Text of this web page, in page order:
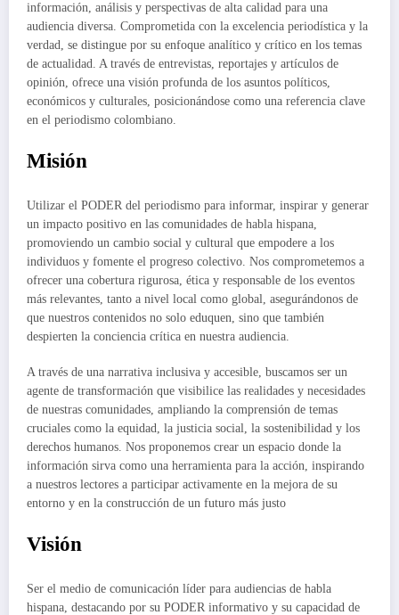
información, análisis y perspectivas de alta calidad para una
audiencia diversa. Comprometida con la excelencia periodística y la
verdad, se distingue por su enfoque analítico y crítico en los temas
de actualidad. A través de entrevistas, reportajes y artículos de
opinión, ofrece una visión profunda de los asuntos políticos,
económicos y culturales, posicionándose como una referencia clave
en el periodismo colombiano.
Misión
Utilizar el PODER del periodismo para informar, inspirar y generar
un impacto positivo en las comunidades de habla hispana,
promoviendo un cambio social y cultural que empodere a los
individuos y fomente el progreso colectivo. Nos comprometemos a
ofrecer una cobertura rigurosa, ética y responsable de los eventos
más relevantes, tanto a nivel local como global, asegurándonos de
que nuestros contenidos no solo eduquen, sino que también
despierten la conciencia crítica en nuestra audiencia.
A través de una narrativa inclusiva y accesible, buscamos ser un
agente de transformación que visibilice las realidades y necesidades
de nuestras comunidades, ampliando la comprensión de temas
cruciales como la equidad, la justicia social, la sostenibilidad y los
derechos humanos. Nos proponemos crear un espacio donde la
información sirva como una herramienta para la acción, inspirando
a nuestros lectores a participar activamente en la mejora de su
entorno y en la construcción de un futuro más justo
Visión
Ser el medio de comunicación líder para audiencias de habla
hispana, destacando por su PODER informativo y su capacidad de